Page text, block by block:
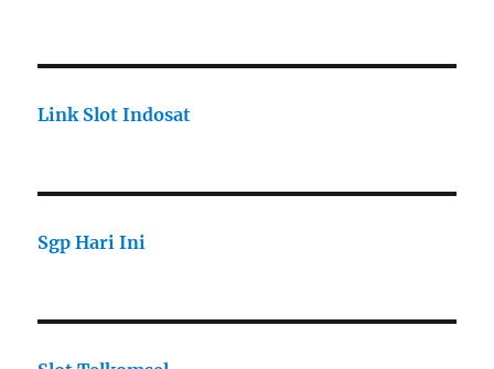
Link Slot Indosat
Sgp Hari Ini